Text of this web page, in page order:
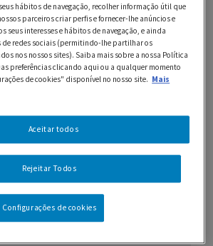
amêndoa
VIDA para bater
hábitos de navegação, recolher informação útil que
parceiros criar perfis e fornecer-lhe anúncios e
seus interesses e hábitos de navegação, e ainda
redes sociais (permitindo-lhe partilhar os
nos nossos sites). Saiba mais sobre a nossa Política
preferências clicando aqui ou a qualquer momento
de cookies" disponível no nosso site. Mais
Rejeitar Todos
Aceitar todos
Configurações de cookies